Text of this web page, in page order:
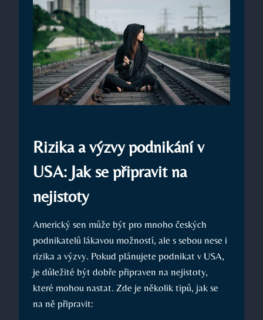
Rizika a výzvy podnikání v
USA: Jak se připravit na
nejistoty
Americký sen může být pro mnoho českých
podnikatelů lákavou možností, ale s sebou nese i
rizika a výzvy. Pokud plánujete podnikat v USA,
je důležité být dobře připraven na nejistoty,
které mohou nastat. Zde je několik tipů, jak se
na ně připravit: